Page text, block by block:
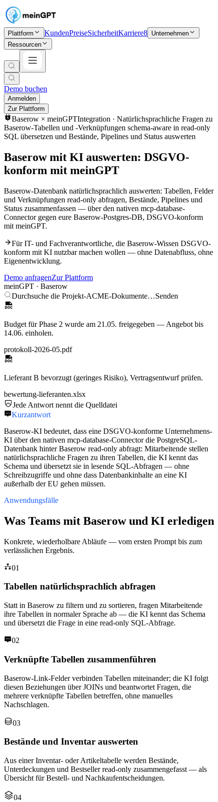
Plattform KundenPreiseSicherheitKarriere8 Unternehmen
Ressourcen
Demo buchen
Anmelden
Zur Plattform
Baserow × meinGPTIntegration · Natürlichsprachliche Fragen zu
Baserow-Tabellen und -Verknüpfungen schema-aware in read-only
SQL übersetzen und Bestände, Pipelines und Status auswerten
Baserow mit KI auswerten: DSGVO-
konform mit meinGPT
Baserow-Datenbank natürlichsprachlich auswerten: Tabellen, Felder
und Verknüpfungen read-only abfragen, Bestände, Pipelines und
Status zusammenfassen — über den nativen mcp-database-
Connector gegen eure Baserow-Postgres-DB, DSGVO-konform
mit meinGPT.
Für IT- und Fachverantwortliche, die Baserow-Wissen DSGVO-
konform mit KI nutzbar machen wollen — ohne Datenabfluss, ohne
Eigenentwicklung.
Demo anfragenZur Plattform
meinGPT · Baserow
Durchsuche die Projekt-ACME-Dokumente…Senden
Budget für Phase 2 wurde am 21.05. freigegeben — Angebot bis
14.06. einholen.
protokoll-2026-05.pdf
Lieferant B bevorzugt (geringes Risiko), Vertragsentwurf prüfen.
bewertung-lieferanten.xlsx
Jede Antwort nennt die Quelldatei
Kurzantwort
Baserow-KI bedeutet, dass eine DSGVO-konforme Unternehmens-
KI über den nativen mcp-database-Connector die PostgreSQL-
Datenbank hinter Baserow read-only abfragt: Mitarbeitende stellen
natürlichsprachliche Fragen zu ihren Tabellen, die KI kennt das
Schema und übersetzt sie in lesende SQL-Abfragen — ohne
Schreibzugriffe und ohne dass Datenbankinhalte an eine KI
außerhalb der EU gehen müssen.
Anwendungsfälle
Was Teams mit Baserow und KI erledigen
Konkrete, wiederholbare Abläufe — vom ersten Prompt bis zum
verlässlichen Ergebnis.
01
Tabellen natürlichsprachlich abfragen
Statt in Baserow zu filtern und zu sortieren, fragen Mitarbeitende
ihre Tabellen in normaler Sprache ab — die KI kennt das Schema
und übersetzt die Frage in eine read-only SQL-Abfrage.
02
Verknüpfte Tabellen zusammenführen
Baserow-Link-Felder verbinden Tabellen miteinander; die KI folgt
diesen Beziehungen über JOINs und beantwortet Fragen, die
mehrere verknüpfte Tabellen betreffen, ohne manuelles
Nachschlagen.
03
Bestände und Inventar auswerten
Aus einer Inventar- oder Artikeltabelle werden Bestände,
Unterdeckungen und Bestseller read-only zusammengefasst — als
Übersicht für Bestell- und Nachkaufentscheidungen.
04